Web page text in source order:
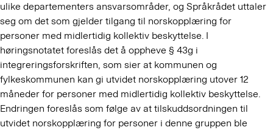
ulike departementers ansvarsområder, og Språkrådet uttaler
seg om det som gjelder tilgang til norskopplæring for
personer med midlertidig kollektiv beskyttelse. I
høringsnotatet foreslås det å oppheve § 43g i
integreringsforskriften, som sier at kommunen og
fylkeskommunen kan gi utvidet norskopplæring utover 12
måneder for personer med midlertidig kollektiv beskyttelse.
Endringen foreslås som følge av at tilskuddsordningen til
utvidet norskopplæring for personer i denne gruppen ble